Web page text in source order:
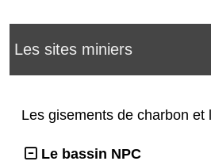
Les sites miniers
Les gisements de charbon et
Le bassin NPC